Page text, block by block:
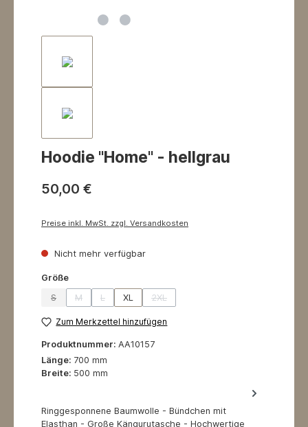
Hoodie "Home" - hellgrau
50,00 €
Preise inkl. MwSt. zzgl. Versandkosten
Nicht mehr verfügbar
Größeauswählen
S
(Diese Option ist zurzeit nicht verfügbar.)
M
(Diese Option ist zurzeit nicht verfügbar.)
L
(Diese Option ist zurzeit nicht verfügbar.)
XL 2XL
(Diese Option ist zurzeit nicht
Zum Merkzettel hinzufügen
Produktnummer: AA10157
Länge: 700 mm
Breite: 500 mm
Ringgesponnene Baumwolle - Bündchen mit
Elasthan - Große Kängurutasche - Hochwertige